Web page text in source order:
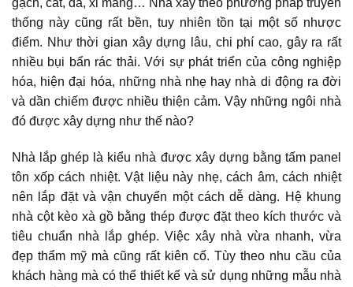
thống này cũng rất bền, tuy nhiên tồn tại một số nhược
điểm. Như thời gian xây dựng lâu, chi phí cao, gây ra rất
nhiều bụi bẩn rác thải. Với sự phát triển của công nghiệp
hóa, hiện đại hóa, những nhà nhẹ hay nhà di động ra đời
và dần chiếm được nhiều thiện cảm. Vậy những ngôi nhà
đó được xây dựng như thế nào?
Nhà lắp ghép là kiểu nhà được xây dựng bằng tấm panel
tôn xốp cách nhiệt. Vật liệu này nhẹ, cách âm, cách nhiệt
nên lắp đặt và vận chuyển một cách dễ dàng. Hệ khung
nhà cột kèo xà gồ bằng thép được đặt theo kích thước và
tiêu chuẩn nhà lắp ghép. Việc xây nhà vừa nhanh, vừa
đẹp thẩm mỹ mà cũng rất kiên cố. Tùy theo nhu cầu của
khách hàng mà có thể thiết kế và sử dụng những mẫu nhà